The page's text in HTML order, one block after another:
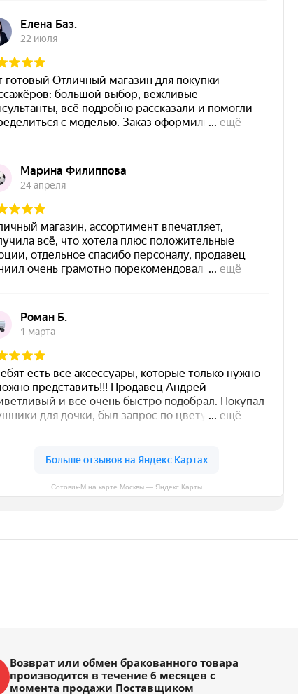
Сотовик-М на карте Москвы — Яндекс Карты
Возврат или обмен бракованного товара
производится в течение 6 месяцев с
момента продажи Поставщиком